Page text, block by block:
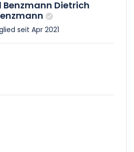
Dietrich
seit Apr 2021